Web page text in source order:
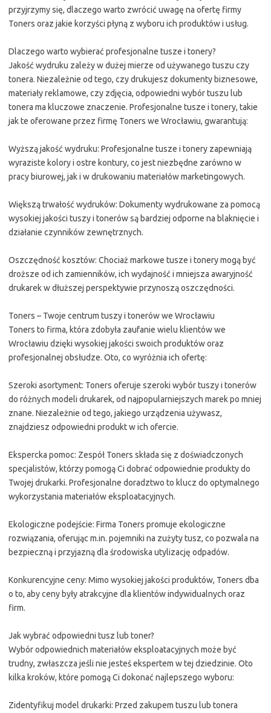
przyjrzymy się, dlaczego warto zwrócić uwagę na ofertę firmy
Toners oraz jakie korzyści płyną z wyboru ich produktów i usług.
Dlaczego warto wybierać profesjonalne tusze i tonery?
Jakość wydruku zależy w dużej mierze od używanego tuszu czy
tonera. Niezależnie od tego, czy drukujesz dokumenty biznesowe,
materiały reklamowe, czy zdjęcia, odpowiedni wybór tuszu lub
tonera ma kluczowe znaczenie. Profesjonalne tusze i tonery, takie
jak te oferowane przez firmę Toners we Wrocławiu, gwarantują:
Wyższą jakość wydruku: Profesjonalne tusze i tonery zapewniają
wyraziste kolory i ostre kontury, co jest niezbędne zarówno w
pracy biurowej, jak i w drukowaniu materiałów marketingowych.
Większą trwałość wydruków: Dokumenty wydrukowane za pomocą
wysokiej jakości tuszy i tonerów są bardziej odporne na blaknięcie i
działanie czynników zewnętrznych.
Oszczędność kosztów: Chociaż markowe tusze i tonery mogą być
droższe od ich zamienników, ich wydajność i mniejsza awaryjność
drukarek w dłuższej perspektywie przynoszą oszczędności.
Toners – Twoje centrum tuszy i tonerów we Wrocławiu
Toners to firma, która zdobyła zaufanie wielu klientów we
Wrocławiu dzięki wysokiej jakości swoich produktów oraz
profesjonalnej obsłudze. Oto, co wyróżnia ich ofertę:
Szeroki asortyment: Toners oferuje szeroki wybór tuszy i tonerów
do różnych modeli drukarek, od najpopularniejszych marek po mniej
znane. Niezależnie od tego, jakiego urządzenia używasz,
znajdziesz odpowiedni produkt w ich ofercie.
Ekspercka pomoc: Zespół Toners składa się z doświadczonych
specjalistów, którzy pomogą Ci dobrać odpowiednie produkty do
Twojej drukarki. Profesjonalne doradztwo to klucz do optymalnego
wykorzystania materiałów eksploatacyjnych.
Ekologiczne podejście: Firma Toners promuje ekologiczne
rozwiązania, oferując m.in. pojemniki na zużyty tusz, co pozwala na
bezpieczną i przyjazną dla środowiska utylizację odpadów.
Konkurencyjne ceny: Mimo wysokiej jakości produktów, Toners dba
o to, aby ceny były atrakcyjne dla klientów indywidualnych oraz
firm.
Jak wybrać odpowiedni tusz lub toner?
Wybór odpowiednich materiałów eksploatacyjnych może być
trudny, zwłaszcza jeśli nie jesteś ekspertem w tej dziedzinie. Oto
kilka kroków, które pomogą Ci dokonać najlepszego wyboru:
Zidentyfikuj model drukarki: Przed zakupem tuszu lub tonera